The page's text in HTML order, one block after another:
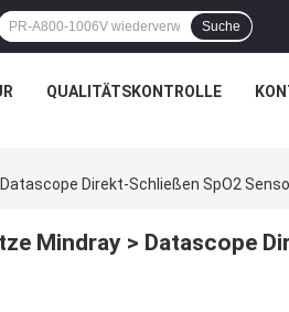
Suche
QUALITÄTSKONTROLLE
Direkt-Schließen SpO2
Mindray > Datascope